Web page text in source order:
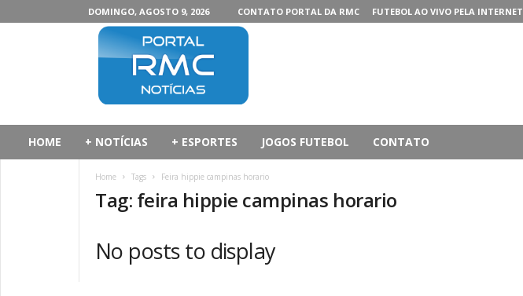
DOMINGO, AGOSTO 9, 2026 CONTATO PORTAL DA RMC FUTEBOL AO VIVO PELA INTERNET
HOME + NOTÍCIAS + ESPORTES JOGOS FUTEBOL CONTATO
Home Tags Feira hippie campinas horario
Tag: feira hippie campinas horario
No posts to display